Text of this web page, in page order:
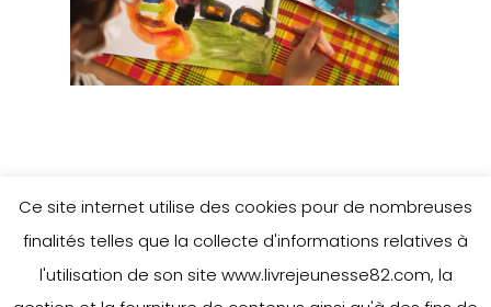
Ce site internet utilise des cookies pour de nombreuses
finalités telles que la collecte d'informations relatives à
l'utilisation de son site www.livrejeunesse82.com, la